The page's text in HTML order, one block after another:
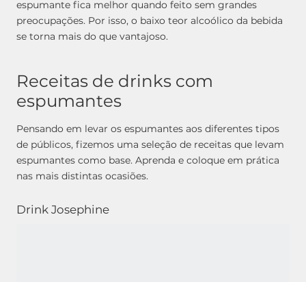
espumante fica melhor quando feito sem grandes
preocupações. Por isso, o baixo teor alcoólico da bebida
se torna mais do que vantajoso.
Receitas de drinks com
espumantes
Pensando em levar os espumantes aos diferentes tipos
de públicos, fizemos uma seleção de receitas que levam
espumantes como base. Aprenda e coloque em prática
nas mais distintas ocasiões.
Drink Josephine